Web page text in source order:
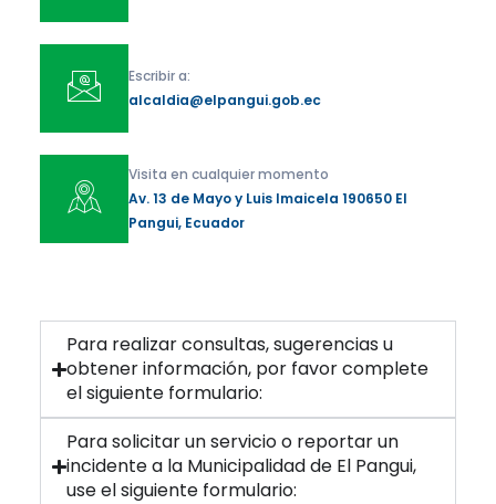
Escribir a:
alcaldia@elpangui.gob.ec
Visita en cualquier momento
Av. 13 de Mayo y Luis Imaicela 190650 El
Pangui, Ecuador
Para realizar consultas, sugerencias u
obtener información, por favor complete
el siguiente formulario:
Para solicitar un servicio o reportar un
incidente a la Municipalidad de El Pangui,
use el siguiente formulario: